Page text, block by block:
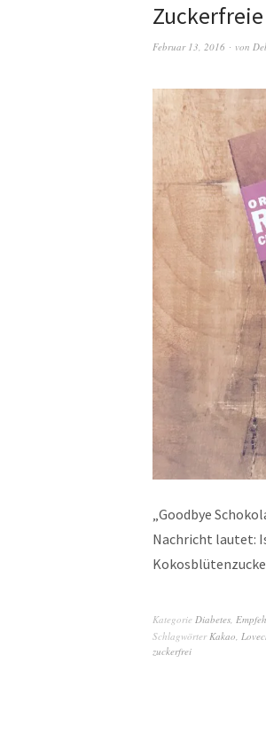
Februar 13, 2016 von
„Goodbye
Nachricht lautet:
Kategorie Diabetes
Schlagwörter Kakao
zuckerfrei